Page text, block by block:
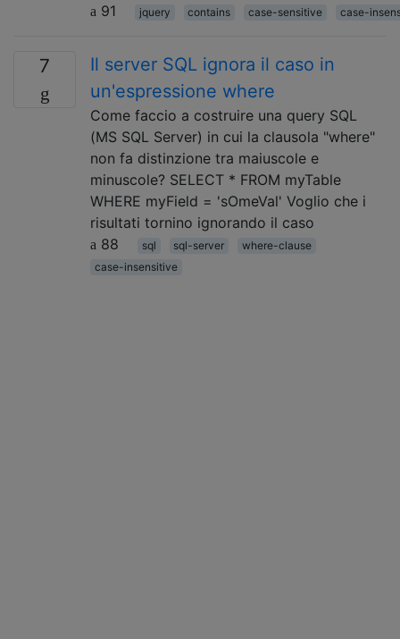
91
jquery contains case-sensitive case-
7
Il server SQL ignora il caso in
un'espressione where
Come faccio a costruire una query SQL
(MS SQL Server) in cui la clausola "where"
non fa distinzione tra maiuscole e
minuscole? SELECT * FROM myTable
WHERE myField = 'sOmeVal' Voglio che i
risultati tornino ignorando il caso
88
sql sql-server
where-clause
case-insensitive